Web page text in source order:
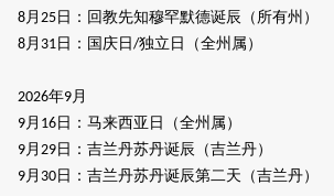
8月 25 日 ： 回教先知穆罕默德诞辰（所有州）
8月 31 日 ： 国庆日 /独立日（全州属）
2026年9月
9月 16 日 ： 马来西亚日（全州属）
9月 29 日 ： 吉兰丹苏丹诞辰（吉兰丹）
9月 30 日 ： 吉兰丹苏丹诞辰第二天（吉兰丹）